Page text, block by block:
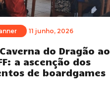
11 junho, 2026
do Dragão ao
a ascenção dos
de boardgames